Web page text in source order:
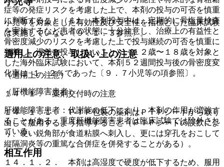
小児等を対象とした有効性及び安全性を指標とした臨床試験
は実施していない〔９．１．３参照〕。
適用上の注意、取扱い上の注意
（適用上の注意）
１４．１． 薬剤交付時の注意
１４．１．１． ＰＴＰ包装の薬剤はＰＴＰシートから取り
出して服用するよう指導すること（ＰＴＰシートの誤飲によ
り、硬い鋭角部が食道粘膜へ刺入し、更には穿孔をおこして
縦隔洞炎等の重篤な合併症を併発することがある）。
１４．１．２． 本剤は高湿度で硬度が低下するため、服用
症等の発症リスクを考慮した上で、本剤の投与の可否を慎重
に判断すること（また、本剤投与中は、定期的に骨塩量検査
を実施するなど患者の状態に十分注意し、治療上の有益性と
骨密度減少のリスクを考慮した上で投与継続の可否を慎重に
判断し、漫然と投与しないこと）。１２歳〜１８歳を対象と
した海外臨床試験において、本剤５２週間投与後の骨密度変
化率は−１．２％であった〔９．７小児等の項参照〕。
（肝機能障害患者）
肝機能障害患者：代謝能の低下により、本剤の作用が増強す
ることがある。重度肝機能障害患者は臨床試験では除外され
ている。
相互作用